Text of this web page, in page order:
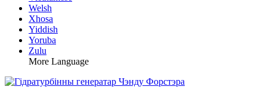
Welsh
Xhosa
Yiddish
Yoruba
Zulu
More Language